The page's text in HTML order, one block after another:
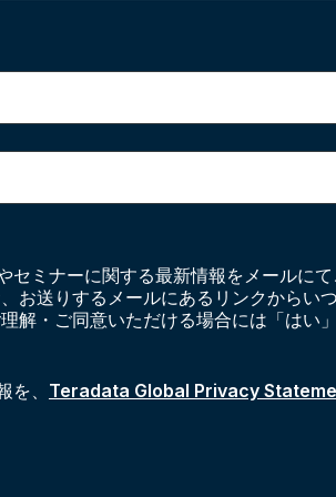
セミナーに関する最新情報をメールにて
お送りするメールにあるリンクからい
解・ご同意いただける場合には「はい
、 Teradata Global Privacy